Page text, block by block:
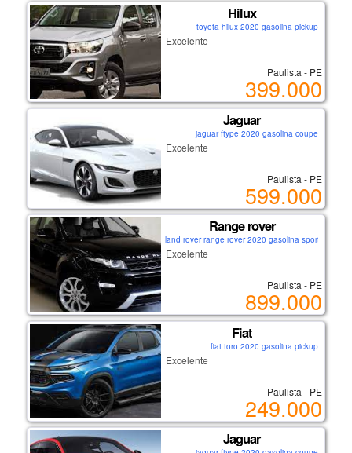
Hilux
toyota hilux 2020 gasolina pickup
Excelente
Paulista - PE
399.000
Jaguar
jaguar ftype 2020 gasolina coupe
Excelente
Paulista - PE
599.000
Range rover
land rover range rover 2020 gasolina sport
Excelente
Paulista - PE
899.000
Fiat
fiat toro 2020 gasolina pickup
Excelente
Paulista - PE
249.000
Jaguar